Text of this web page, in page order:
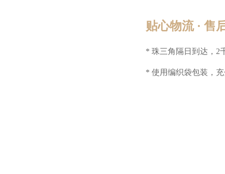
贴心物流 · 售
* 珠三角隔日到达，2
* 使用编织袋包装，